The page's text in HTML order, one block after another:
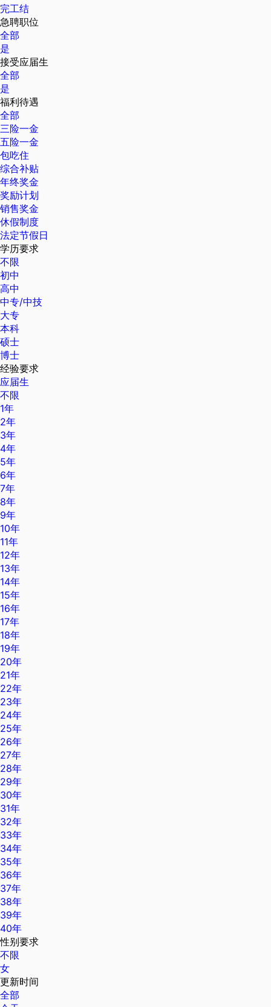
完工结
急聘职位
全部
是
接受应届生
全部
是
福利待遇
全部
三险一金
五险一金
包吃住
综合补贴
年终奖金
奖励计划
销售奖金
休假制度
法定节假日
学历要求
不限
初中
高中
中专/中技
大专
本科
硕士
博士
经验要求
应届生
不限
1年
2年
3年
4年
5年
6年
7年
8年
9年
10年
11年
12年
13年
14年
15年
16年
17年
18年
19年
20年
21年
22年
23年
24年
25年
26年
27年
28年
29年
30年
31年
32年
33年
34年
35年
36年
37年
38年
39年
40年
性别要求
不限
女
更新时间
全部